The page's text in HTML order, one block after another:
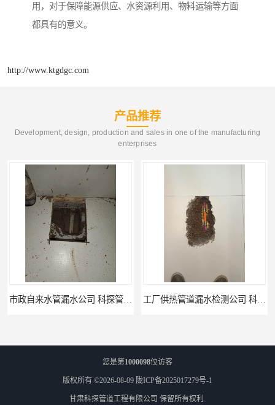
用，对于保障能源供应、水资源利用、物料运输等方面
都具有的意义。
http://www.ktgdgc.com
产品推荐
Development, design, production and sales in one of the manufacturing
enterprises
市政自来水管漏水公司 科探管道工程 工厂供热管道漏水检测公司 科探管道工程
您是第1000098位访客
版权所有 ©2026-08-09 陇ICP备2025017279号-1
甘肃科探管道工程有限公司 保留所有权利.